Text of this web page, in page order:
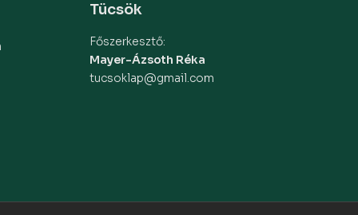
Tücsök
Főszerkesztő:
Mayer-Ázsoth Réka
tucsoklap@gmail.com